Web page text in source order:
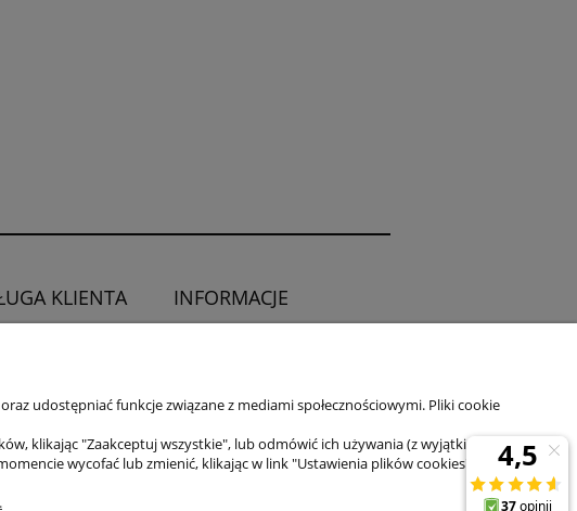
KLIENTA INFORMACJE
udostępniać funkcje związane z mediami społecznościowymi. Pliki cookie
klikając "Zaakceptuj wszystkie", lub odmówić ich używania (z wyjątkiem
wycofać lub zmienić, klikając w link "Ustawienia plików cookies" na dole